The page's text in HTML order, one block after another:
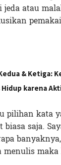
jeda atau
& Ketiga:
karena
pilihan kata
biasa saja.